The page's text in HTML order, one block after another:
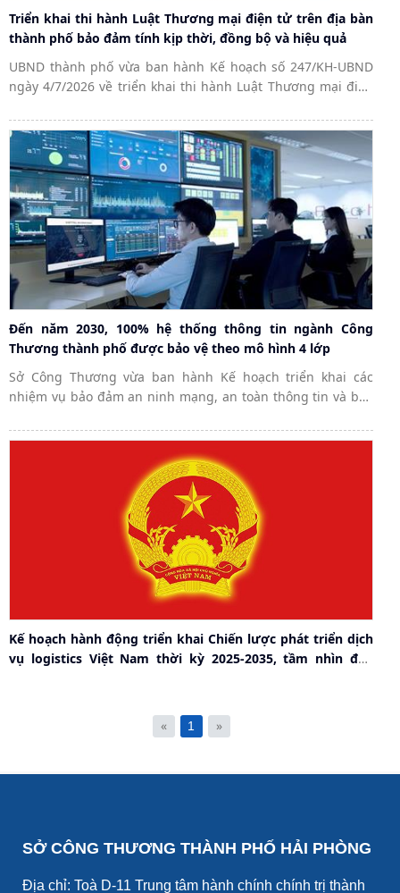
Triển khai thi hành Luật Thương mại điện tử trên địa bàn
thành phố bảo đảm tính kịp thời, đồng bộ và hiệu quả
UBND thành phố vừa ban hành Kế hoạch số 247/KH-UBND
ngày 4/7/2026 về triển khai thi hành Luật Thương mại điện
Đến năm 2030, 100% hệ thống thông tin ngành Công
Thương thành phố được bảo vệ theo mô hình 4 lớp
Sở Công Thương vừa ban hành Kế hoạch triển khai các
nhiệm vụ bảo đảm an ninh mạng, an toàn thông tin và bảo
thực hiện Chương trình hành động...
Kế hoạch hành động triển khai Chiến lược phát triển dịch
vụ logistics Việt Nam thời kỳ 2025-2035, tầm nhìn đến
« 1 »
SỞ CÔNG THƯƠNG THÀNH PHỐ HẢI PHÒNG
Địa chỉ: Toà D-11 Trung tâm hành chính chính trị thành